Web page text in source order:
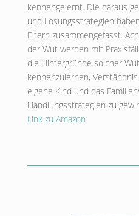
kennengelernt. Die daraus
und Lösungsstrategien
Eltern zusammengefasst.
der Wut werden mit
die Hintergründe solcher
kennenzulernen,
eigene Kind und das
Handlungsstrategien zu
Link zu Amazon